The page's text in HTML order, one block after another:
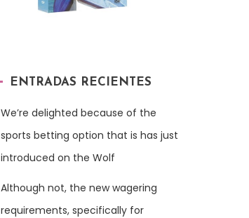
ENTRADAS RECIENTES
We’re delighted because of the
sports betting option that is has just
introduced on the Wolf
Although not, the new wagering
requirements, specifically for